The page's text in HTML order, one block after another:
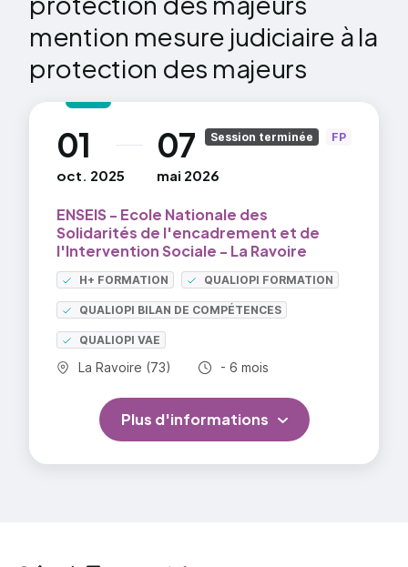
Pour mener à bien le mandat qui lui est confié
il actualise ses connaissances et veille à
conservation des documents du majeur
mention mesure judiciaire à la
protection des majeurs
01
oct. 2025
au 07
mai 2026
ENSEIS - Ecole Nationale des
Solidarités de l'encadrement et de
l'Intervention Sociale - La Ravoire
H+ FORMATION QUALIOPI FORMATION
QUALIOPI BILAN DE COMPÉTENCES
QUALIOPI VAE
Commune :
La Ravoire (73) Durée totale :
- 6 mois
Session terminée FP
Plus d'informations